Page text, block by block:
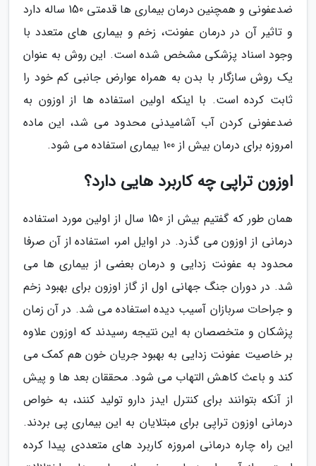
ضدعفونی و همچنین درمان بیماری ها قدمتی 150 ساله دارد
و تاثیر آن در درمان عفونت، زخم و بیماری های متعدد با
وجود اسناد پزشکی مشخص شده است. این روش به عنوان
یک روش سازگار با بدن به همراه عوارض جانبی کم خود را
ثابت کرده است. با اینکه اولین استفاده ها از اوزون به
ضدعفونی کردن آب آشامیدنی محدود می شد، این ماده
امروزه برای درمان بیش از 100 بیماری استفاده می شود.
اوزون تراپی چه کاربرد هایی دارد؟
همان طور که گفتیم بیش از 150 سال از اولین مورد استفاده
درمانی از اوزون می گذرد. در اوایل امر، استفاده از آن صرفا
محدود به عفونت زدایی و درمان بعضی از بیماری ها می
شد. در دوران جنگ جهانی اول از گاز اوزون برای بهبود زخم
و جراحات سربازان آسیب دیده استفاده می شد. در آن زمان
پزشکان و متخصصان به این نتیجه رسیدند که اوزون علاوه
بر خاصیت عفونت زدایی به بهبود جریان خون هم کمک می
کند و باعث کاهش التهاب می شود. محققان بعد ها و پیش
از آنکه بتوانند برای کنترل ایدز دارو تولید کنند، به خواص
درمانی اوزون تراپی برای مبتلایان به این بیماری پی بردند.
این راه چاره درمانی امروزه کاربرد های متعددی پیدا کرده